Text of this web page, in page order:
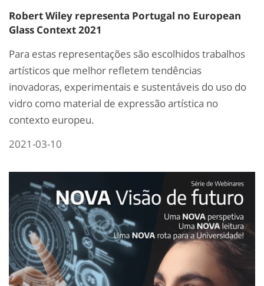
Robert Wiley representa Portugal no European
Glass Context 2021
Para estas representações são escolhidos trabalhos
artísticos que melhor refletem tendências
inovadoras, experimentais e sustentáveis do uso do
vidro como material de expressão artística no
contexto europeu.
2021-03-10